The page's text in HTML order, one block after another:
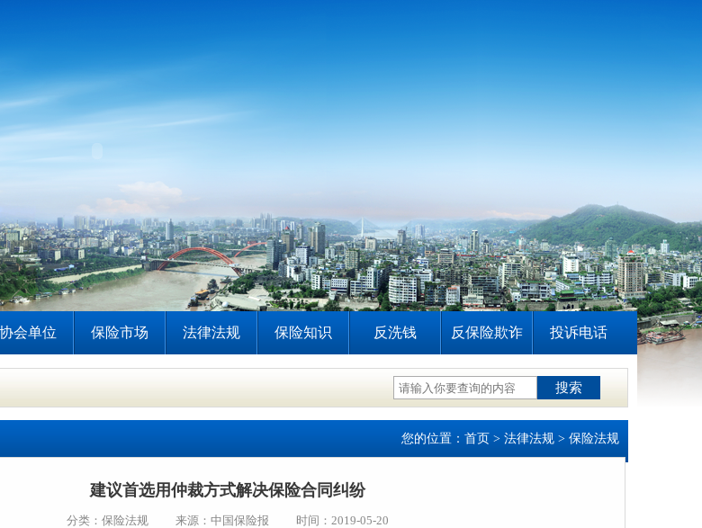
协会单位 保险市场 法律法规 保险知识 反洗钱 反保险欺诈 投诉电话
搜索
您的位置： 首页 > 法律法规 > 保险法规
建议首选用仲裁方式解决保险合同纠纷
分类：保险法规 来源：中国保险报 时间：2019-05-20